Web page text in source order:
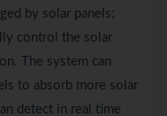
by solar panels;
control the solar
The system can
to absorb more solar
detect in real time